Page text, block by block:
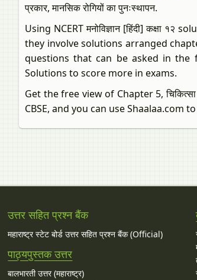
प्रकार, मानसिक रोगियों का पुनःस्थापन.
Using NCERT मनोविज्ञान [हिंदी] कक्षा
they involve solutions arranged
questions that can be asked in the
Solutions to score more in exams.
Get the free view of Chapter 5, चिकित्सा
CBSE, and you can use
उत्तर सहित प्रश्न बैंक
महाराष्ट्र स्टेट बोर्ड उत्तर सहित प्रश्न बैंक (Official)
पाठ्यपुस्तक उत्तर
बालभारती उत्तर (महाराष्ट्र)